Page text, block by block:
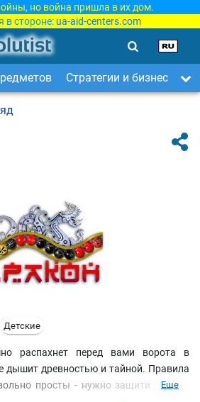
но война пришла в их дом.
в стороне: ua-aid-centers.com
Стратегии и бизнес
Детские
распахнет перед вами ворота в
дышит древностью и тайной. Правила
просты - нужно защитить свою
Еще